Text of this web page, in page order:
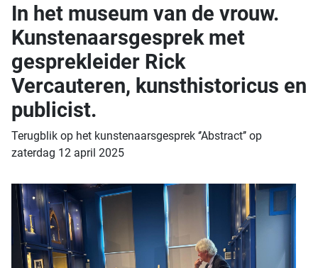
In het museum van de vrouw.
Kunstenaarsgesprek met
gesprekleider Rick
Vercauteren, kunsthistoricus en
publicist.
Terugblik op het kunstenaarsgesprek ‘’Abstract’’ op
zaterdag 12 april 2025